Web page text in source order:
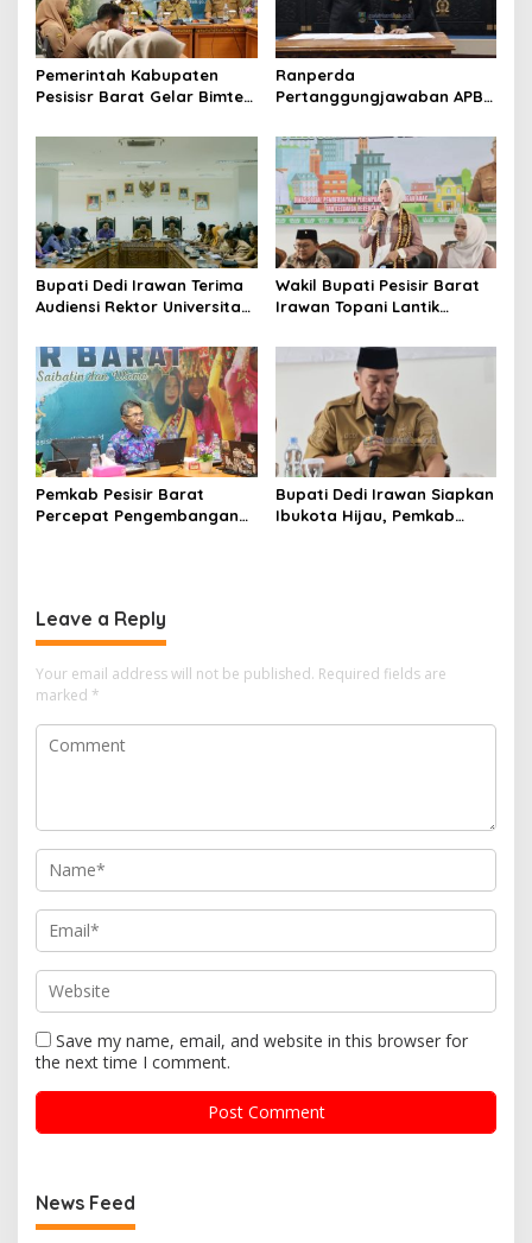
t
i
o
n
Pemerintah Kabupaten
Pesisisr Barat Gelar Bimtek
SPBE Perkuat Tata Kelola
Arsip Digital
Ranperda
Pertanggungjawaban APBD
Pesisir Barat Ambil Langkah
Guna Percepat
Peningkatan Perekonomian
Daerah
Bupati Dedi Irawan Terima
Audiensi Rektor Universitas
Kolaborasi Guna
Peningkatan Kualitas
Pendidikan
Wakil Bupati Pesisir Barat
Irawan Topani Lantik
Daerah Periode 2026 – 2028
Pemkab Pesisir Barat
Percepat Pengembangan
Bupati Dedi Irawan Siapkan
Ibukota Hijau, Pemkab
Leave a Reply
Your email address will not be published. Required fields are
marked *
Save my name, email, and website in this browser for
the next time I comment.
News Feed